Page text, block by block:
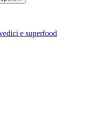
e superfood